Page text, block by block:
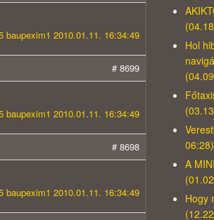
baupexim1 2010.01.11. 16:34:49
# 8699
baupexim1 2010.01.11. 16:34:49
# 8698
baupexim1 2010.01.11. 16:34:49
Hol
06:28)
A
Hogy